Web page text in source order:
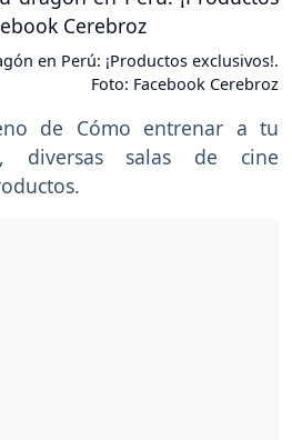
en Perú: ¡Productos exclusivos!.
Foto: Facebook Cerebroz
de Cómo entrenar a tu
diversas salas de cine